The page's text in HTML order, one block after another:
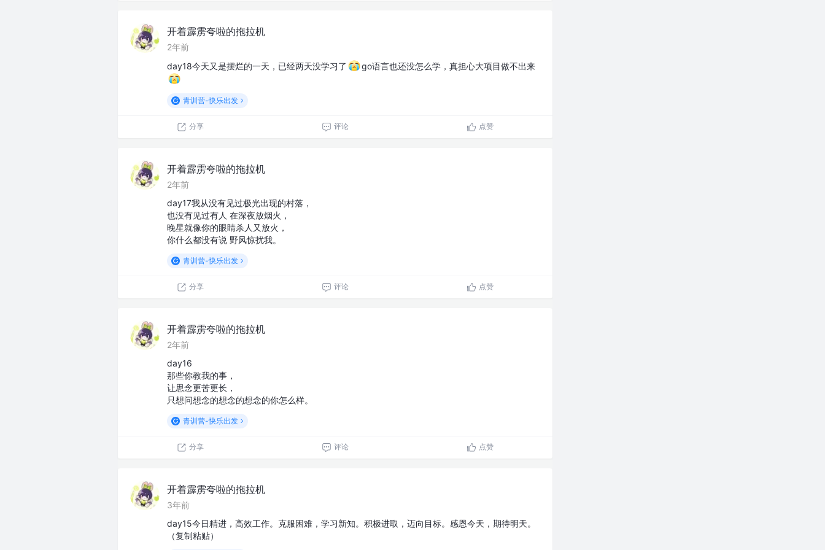
开着霹雳夸啦的拖拉机
2年前
day18今天又是摆烂的一天，已经两天没学习了
go语言也还没怎么学，真担心大项目做不出来
青训营-快乐出发
分享 评论 点赞
开着霹雳夸啦的拖拉机
2年前
day17我从没有见过极光出现的村落，
也没有见过有人 在深夜放烟火，
晚星就像你的眼睛杀人又放火，
你什么都没有说 野风惊扰我。
青训营-快乐出发
分享 评论 点赞
开着霹雳夸啦的拖拉机
2年前
day16
那些你教我的事，
让思念更苦更长，
只想问想念的想念的想念的你怎么样。
青训营-快乐出发
分享 评论 点赞
开着霹雳夸啦的拖拉机
3年前
day15今日精进，高效工作。克服困难，学习新知。积极进取，迈向目标。感恩今天，期待明天。
（复制粘贴）